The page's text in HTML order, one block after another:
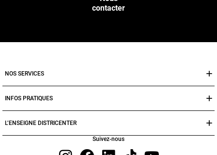
contacter
NOS SERVICES
INFOS PRATIQUES
L’ENSEIGNE DISTRICENTER
Suivez-nous